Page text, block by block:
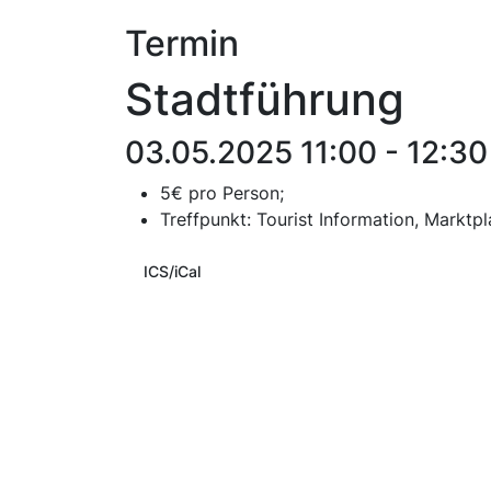
Termin
Stadtführung
03.05.2025 11:00 - 12:30
5€ pro Person;
Treffpunkt: Tourist Information,
ICS/iCal